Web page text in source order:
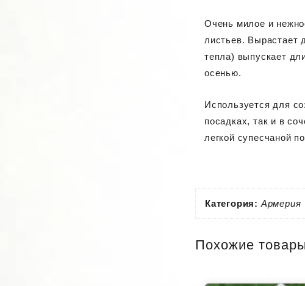
Очень милое и
листьев. Вырастает
тепла) выпускает
осенью.
Используется для
посадках, так и в
легкой супесчаной
Категория: Армерия
Похожие